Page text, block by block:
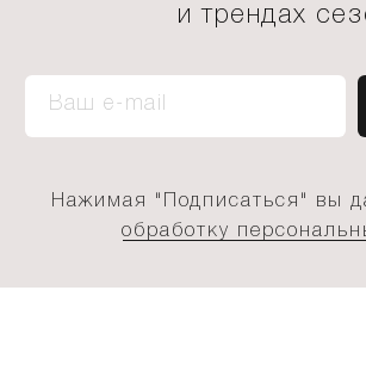
и трендах
Нажимая "Подписаться" вы
обработку